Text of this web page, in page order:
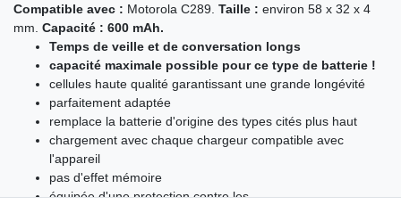
Compatible avec : Motorola C289. Taille : environ 58 x 32 x 4
mm. Capacité : 600 mAh.
Temps de veille et de conversation longs
capacité maximale possible pour ce type de batterie !
cellules haute qualité garantissant une grande longévité
parfaitement adaptée
remplace la batterie d'origine des types cités plus haut
chargement avec chaque chargeur compatible avec
l'appareil
pas d'effet mémoire
équipée d'une protection contre les